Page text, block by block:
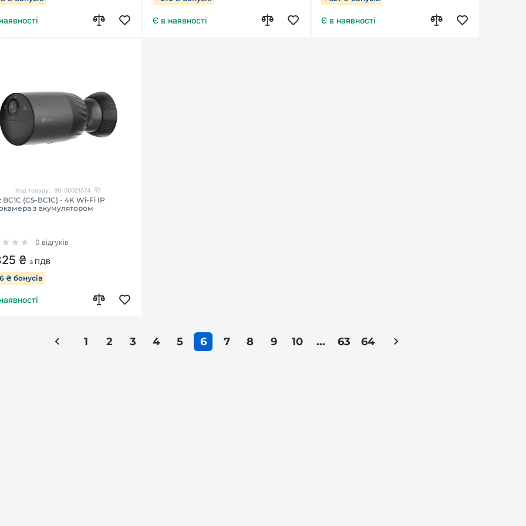
Є в наявності Є в наявності
Код товару: 99-00021574
BC1C (CS-BC1C) - 4K Wi-Fi IP
з акумулятором
0 відгуків
₴ з ПДВ
₴ бонусів
1 2 3 4 5 6 7 8 9 10 ... 63 64